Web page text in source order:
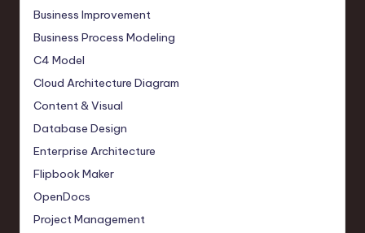
Business Improvement
Business Process Modeling
C4 Model
Cloud Architecture Diagram
Content & Visual
Database Design
Enterprise Architecture
Flipbook Maker
OpenDocs
Project Management